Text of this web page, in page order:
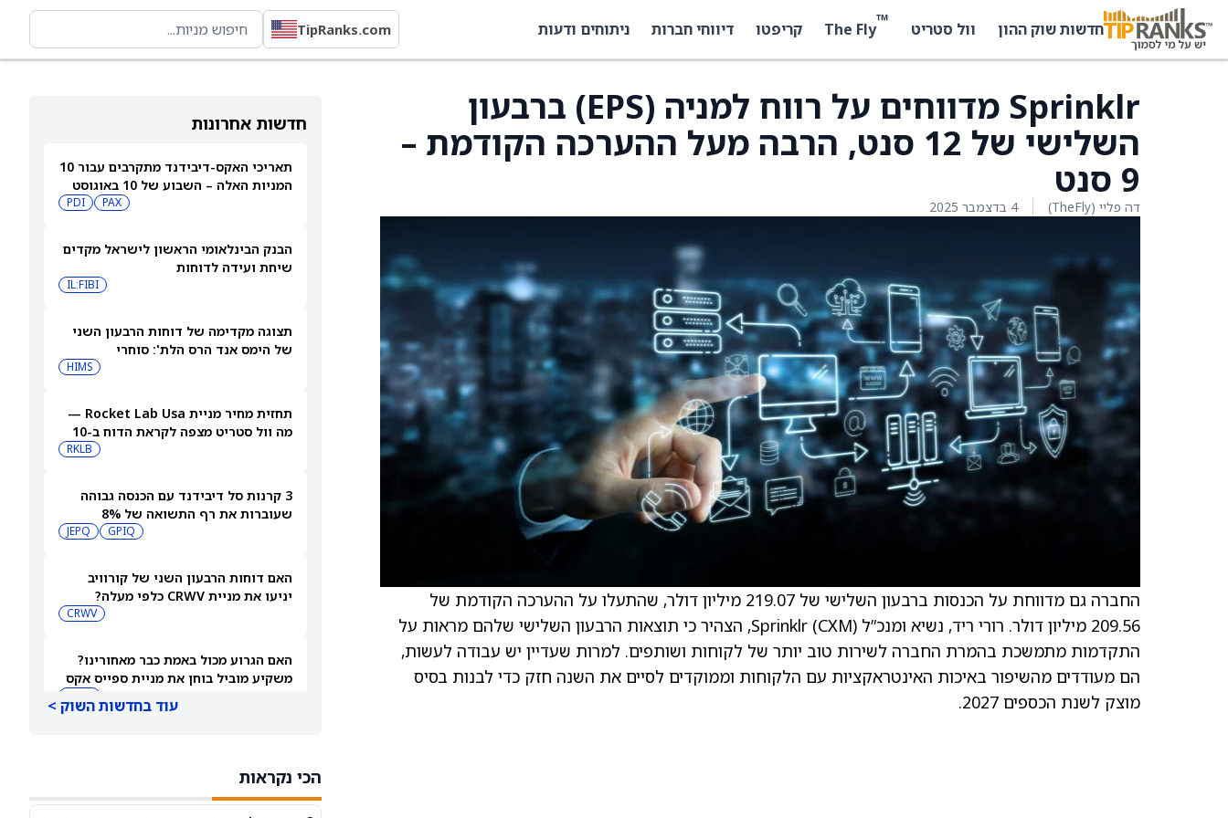
חדשות שוק ההון וול סטריט ™
The Fly קריפטו דיווחי חברות ניתוחים ודעות TipRanks.com
חדשות אחרונות
תאריכי האקס-דיבידנד מתקרבים עבור 10
המניות האלה – השבוע של 10 באוגוסט
PAX
PDI
הבנק הבינלאומי הראשון לישראל מקדים
שיחת ועידה לדוחות
IL:FIBI
תצוגה מקדימה של דוחות הרבעון השני
של הימס אנד הרס הלת': סוחרי
האופציות נערכים לתנועה של 14.5%HIMS
תחזית מחיר מניית Rocket Lab Usa —
מה וול סטריט מצפה לקראת הדוח ב-10
RKLB
3 קרנות סל דיבידנד עם הכנסה גבוהה
שעוברות את רף התשואה של 8%
GPIQ
JEPQ
האם דוחות הרבעון השני של קורוויב
יניעו את מניית CRWV כלפי מעלה?
CRWV
האם הגרוע מכול באמת כבר מאחורינו?
משקיע מוביל בוחן את מניית ספייס אקס
עוד בחדשות השוק >
הכי נקראות
Sprinklr מדווחים על רווח למניה (EPS) ברבעון
השלישי של 12 סנט, הרבה מעל ההערכה הקודמת –
9 סנט
דה פליי (TheFly) 4 בדצמבר 2025
החברה גם מדווחת על הכנסות ברבעון השלישי של 219.07 מיליון דולר, שהתעלו על ההערכה הקודמת של
209.56 מיליון דולר. רורי ריד, נשיא ומנכ”ל Sprinklr (CXM), הצהיר כי תוצאות הרבעון השלישי שלהם מראות על
התקדמות מתמשכת בהמרת החברה לשירות טוב יותר של לקוחות ושותפים. למרות שעדיין יש עבודה לעשות,
הם מעודדים מהשיפור באיכות האינטראקציות עם הלקוחות וממוקדים לסיים את השנה חזק כדי לבנות בסיס
מוצק לשנת הכספים 2027.